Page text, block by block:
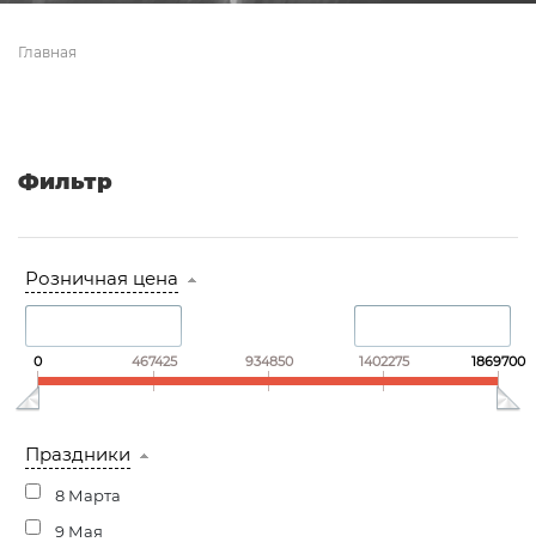
Главная
Фильтр
Розничная цена
0 467425 934850 1402275 1869700
Праздники
8 Марта
9 Мая